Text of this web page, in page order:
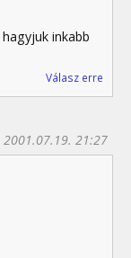
inkabb
Válasz erre
2001.07.19. 21:27